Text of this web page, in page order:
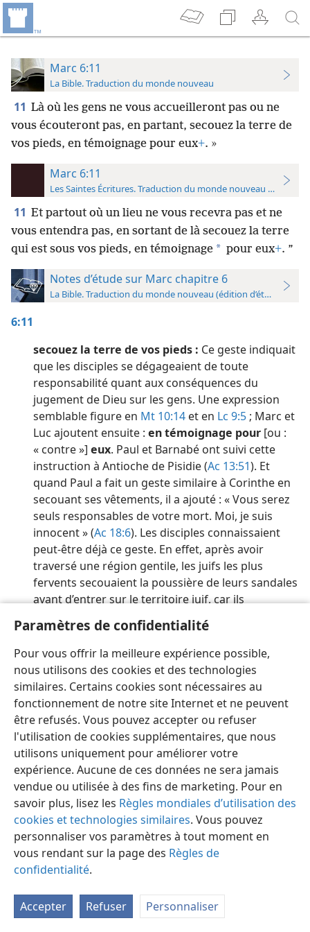
Paramètres de confidentialité
Pour vous offrir la meilleure expérience possible,
nous utilisons des cookies et des technologies
similaires. Certains cookies sont nécessaires au
fonctionnement de notre site Internet et ne peuvent
être refusés. Vous pouvez accepter ou refuser
l'utilisation de cookies supplémentaires, que nous
utilisons uniquement pour améliorer votre
expérience. Aucune de ces données ne sera jamais
vendue ou utilisée à des fins de marketing. Pour en
savoir plus, lisez les Règles mondiales d’utilisation des
cookies et technologies similaires. Vous pouvez
personnaliser vos paramètres à tout moment en
vous rendant sur la page des Règles de
confidentialité.
Accepter Refuser Personnaliser
Marc 6:11
La Bible. Traduction du monde nouveau
11 Là où les gens ne vous accueilleront pas ou ne
vous écouteront pas, en partant, secouez la terre de
vos pieds, en témoignage pour eux+. »
Marc 6:11
Les Saintes Écritures. Traduction du monde nouveau (avec
11 Et partout où un lieu ne vous recevra pas et ne
vous entendra pas, en sortant de là secouez la terre
qui est sous vos pieds, en témoignage * pour eux+. ”
Notes d’étude sur Marc chapitre 6
La Bible. Traduction du monde nouveau (édition d’étude)
6:11
secouez la terre de vos pieds : Ce geste indiquait
que les disciples se dégageaient de toute
responsabilité quant aux conséquences du
jugement de Dieu sur les gens. Une expression
semblable figure en Mt 10:14 et en Lc 9:5 ; Marc et
Luc ajoutent ensuite : en témoignage pour [ou :
« contre »] eux. Paul et Barnabé ont suivi cette
instruction à Antioche de Pisidie (Ac 13:51). Et
quand Paul a fait un geste similaire à Corinthe en
secouant ses vêtements, il a ajouté : « Vous serez
seuls responsables de votre mort. Moi, je suis
innocent » (Ac 18:6). Les disciples connaissaient
peut-être déjà ce geste. En effet, après avoir
traversé une région gentile, les juifs les plus
fervents secouaient la poussière de leurs sandales
avant d’entrer sur le territoire juif, car ils
Mais lorsque Jésus a donné cette instruction à ses
disciples, il avait manifestement une idée
différente en tête.
Français Préférences
Copyright © 2026 Watch Tower Bible and Tract Society of Pennsylvania
Conditions d’utilisation
Règles de confidentialité
Paramètres de confidentialité
Se connecter